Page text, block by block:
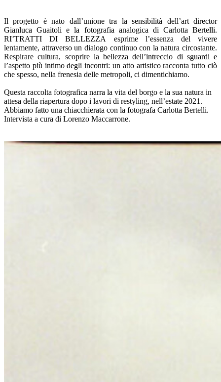
Il progetto è nato dall’unione tra la sensibilità dell’art director
Gianluca Guaitoli e la fotografia analogica di Carlotta Bertelli.
RI’TRATTI DI BELLEZZA esprime l’essenza del vivere
lentamente, attraverso un dialogo continuo con la natura circostante.
Respirare cultura, scoprire la bellezza dell’intreccio di sguardi e
l’aspetto più intimo degli incontri: un atto artistico racconta tutto ciò
che spesso, nella frenesia delle metropoli, ci dimentichiamo.
Questa raccolta fotografica narra la vita del borgo e la sua natura in
attesa della riapertura dopo i lavori di restyling, nell’estate 2021.
Abbiamo fatto una chiacchierata con la fotografa Carlotta Bertelli.
Intervista a cura di Lorenzo Maccarrone.